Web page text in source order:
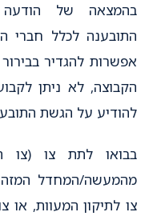
בהמצאה של
התובענה לכלל חברי
אפשרות להגדיר
הקבוצה, לא ניתן
להודיע על הגשת
בבואו לתת צו (צו
מהמעשה/המחדל
צו לתיקון המעוות, או